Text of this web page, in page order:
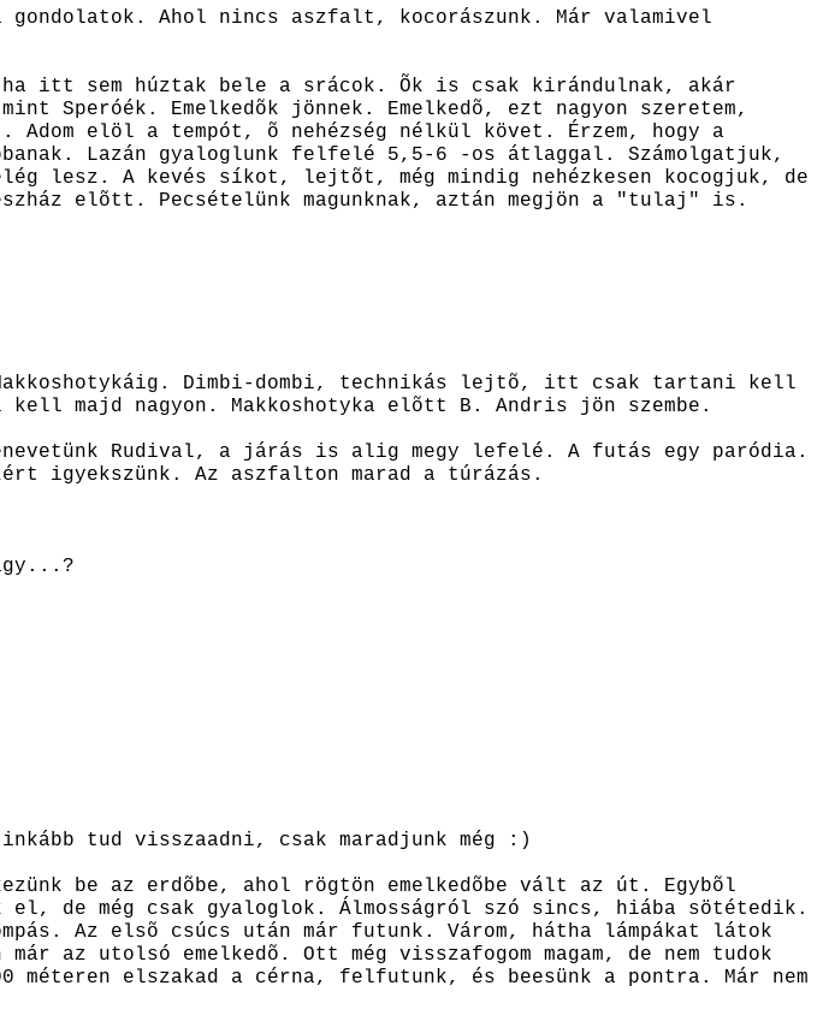
gondolatok. Ahol nincs aszfalt, kocorászunk. Már valamivel
itt sem húztak bele a srácok. Õk is csak kirándulnak, akár
Speróék. Emelkedõk jönnek. Emelkedõ, ezt nagyon szeretem,
elöl a tempót, õ nehézség nélkül követ. Érzem, hogy a
Lazán gyaloglunk felfelé 5,5-6 -os átlaggal. Számolgatjuk,
lesz. A kevés síkot, lejtõt, még mindig nehézkesen kocogjuk, de
elõtt. Pecsételünk magunknak, aztán megjön a "tulaj" is.
Makkoshotykáig. Dimbi-dombi, technikás lejtõ, itt csak tartani kell
kell majd nagyon. Makkoshotyka elõtt B. Andris jön szembe.
Rudival, a járás is alig megy lefelé. A futás egy paródia.
igyekszünk. Az aszfalton marad a túrázás.
tud visszaadni, csak maradjunk még :)
be az erdõbe, ahol rögtön emelkedõbe vált az út. Egybõl
el, de még csak gyaloglok. Álmosságról szó sincs, hiába sötétedik.
Az elsõ csúcs után már futunk. Várom, hátha lámpákat látok
az utolsó emelkedõ. Ott még visszafogom magam, de nem tudok
elszakad a cérna, felfutunk, és beesünk a pontra. Már nem